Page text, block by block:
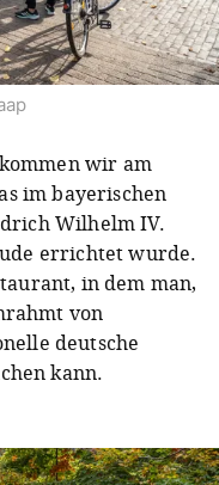
wir am
im bayerischen
Wilhelm IV.
errichtet wurde.
in dem man,
von
deutsche
kann.